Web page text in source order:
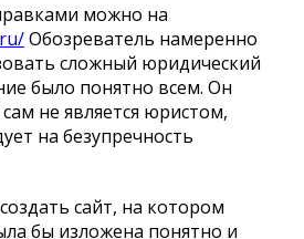
можно на
Обозреватель намеренно
сложный юридический
было понятно всем. Он
не является юристом,
на безупречность
сайт, на котором
бы изложена понятно и